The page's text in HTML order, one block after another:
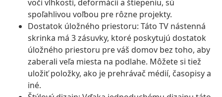
voči vlhkosti, deformácii a štiepeniu, sú
spoľahlivou voľbou pre rôzne projekty.
Dostatok úložného priestoru: Táto TV nástenná
skrinka má 3 zásuvky, ktoré poskytujú dostatok
úložného priestoru pre váš domov bez toho, aby
zaberali veľa miesta na podlahe. Môžete si tiež
uložiť položky, ako je prehrávač médií, časopisy a
iné.